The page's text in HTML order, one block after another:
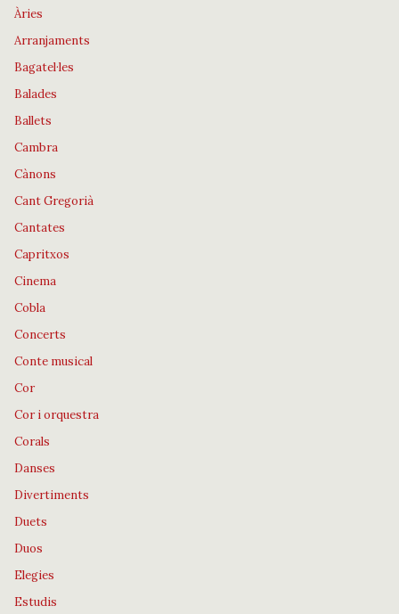
Àries
Arranjaments
Bagatel·les
Balades
Ballets
Cambra
Cànons
Cant Gregorià
Cantates
Capritxos
Cinema
Cobla
Concerts
Conte musical
Cor
Cor i orquestra
Corals
Danses
Divertiments
Duets
Duos
Elegies
Estudis